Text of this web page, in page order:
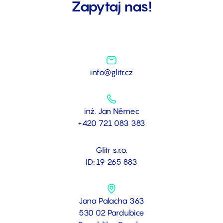
Zapytaj nas!
info@glitr.cz
inż. Jan Němec
+420 721 083 383
Glitr s.r.o.
ID: 19 265 883
Jana Palacha 363
530 02 Pardubice